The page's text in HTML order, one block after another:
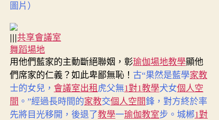
圖片）
|||共享會議室
舞蹈場地
用他們藍家的主動斷絕聯姻，彰瑜伽場地教學顯他
們席家的仁義？如此卑鄙無恥！ 古“果然是藍學家教
士的女兒， 會議室出租虎父無1對1教學犬女個人空
間 。”經過長時間的家教交個人空間鋒，對方終於率
先將目光移開，後退了教學一瑜伽教室步。城郴1對